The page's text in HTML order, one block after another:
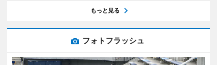
もっと見る
フォトフラッシュ